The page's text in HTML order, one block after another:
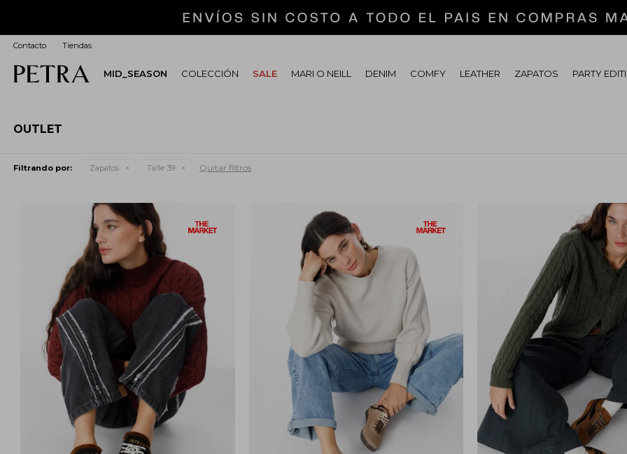
MID_SEASON COLECCIÓN SALE MARI O NEILL DENIM COMFY LEATHER ZAPATOS PARTY
Contacto Tiendas
OUTLET
Filtrando por: Zapatos Talle 39 Quitar filtros